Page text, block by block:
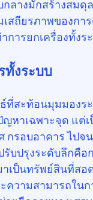
ลางมักสร้างสม
สถียรภาพของกา
การยกเครื่องทั้งร
ทั้งระบบ
สะท้อนมุมมองร
หาเฉพาะจุด แต่
กรอบอาคาร ไปจ
บปรุงระดับลึกคื
าเป็นทรัพย์สินที่ส
ความสามารถใน